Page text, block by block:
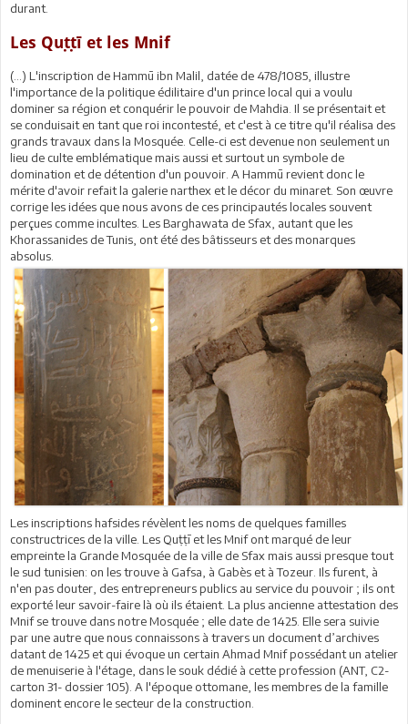
durant.
Les Quṭṭī et les Mnif
(…) L'inscription de Hammū ibn Malil, datée de 478/1085, illustre
l'importance de la politique édilitaire d'un prince local qui a voulu
dominer sa région et conquérir le pouvoir de Mahdia. Il se présentait et
se conduisait en tant que roi incontesté, et c'est à ce titre qu'il réalisa des
grands travaux dans la Mosquée. Celle-ci est devenue non seulement un
lieu de culte emblématique mais aussi et surtout un symbole de
domination et de détention d'un pouvoir. A Hammū revient donc le
mérite d'avoir refait la galerie narthex et le décor du minaret. Son œuvre
corrige les idées que nous avons de ces principautés locales souvent
perçues comme incultes. Les Barghawata de Sfax, autant que les
Khorassanides de Tunis, ont été des bâtisseurs et des monarques
absolus.
Les inscriptions hafsides révèlent les noms de quelques familles
constructrices de la ville. Les Quṭṭī et les Mnif ont marqué de leur
empreinte la Grande Mosquée de la ville de Sfax mais aussi presque tout
le sud tunisien: on les trouve à Gafsa, à Gabès et à Tozeur. Ils furent, à
n'en pas douter, des entrepreneurs publics au service du pouvoir ; ils ont
exporté leur savoir-faire là où ils étaient. La plus ancienne attestation des
Mnif se trouve dans notre Mosquée ; elle date de 1425. Elle sera suivie
par une autre que nous connaissons à travers un document d’archives
datant de 1425 et qui évoque un certain Ahmad Mnif possédant un atelier
de menuiserie à l'étage, dans le souk dédié à cette profession (ANT, C2-
carton 31- dossier 105). A l'époque ottomane, les membres de la famille
dominent encore le secteur de la construction.